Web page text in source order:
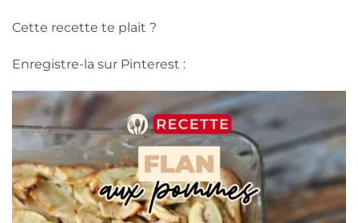
Cette recette te plait ?
Enregistre-la sur Pinterest :